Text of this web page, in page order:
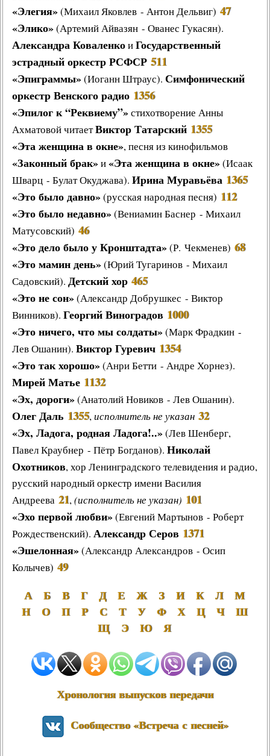
Другие работы В.В.Татарского
Из архива «Радио России»
Предтеча «Встречи с песней»
«Элегия»(Михаил Яковлев - Антон Дельвиг) 47
«Элико»(Артемий Айвазян - Ованес Гукасян).
Александра КоваленкоиГосударственный
эстрадный оркестр РСФСР 511
«Эпиграммы»(Иоганн Штраус). Симфонический
оркестр Венского радио 1356
«Эпилог к “Реквиему”»стихотворение Анны
Ахматовой читаетВиктор Татарский 1355
«Эта женщина в окне», песня из кинофильмов
«Законный брак»и«Эта женщина в окне»(Исаак
Шварц - Булат Окуджава). Ирина Муравьёва 1365
«Это было давно»(русская народная песня) 112
«Это было недавно»(Вениамин Баснер - Михаил
Матусовский) 46
«Это дело было у Кронштадта»(Р. Чекменев) 68
«Это мамин день»(Юрий Тугаринов - Михаил
Садовский). Детский хор 465
«Это не сон»(Александр Добрушкес - Виктор
Винников). Георгий Виноградов 1000
«Это ничего, что мы солдаты»(Марк Фрадкин -
Лев Ошанин). Виктор Гуревич 1354
«Это так хорошо»(Анри Бетти - Андре Хорнез).
Мирей Матье 1132
«Эх, дороги»(Анатолий Новиков - Лев Ошанин).
Олег Даль 1355,исполнитель не указан 32
«Эх, Ладога, родная Ладога!..»(Лев Шенберг,
Павел Краубнер - Пётр Богданов). Николай
Охотников, хор Ленинградского телевидения и радио,
русский народный оркестр имени Василия
Андреева 21,(исполнитель не указан) 101
«Эхо первой любви»(Евгений Мартынов - Роберт
Рождественский). Александр Серов 1371
«Эшелонная»(Александр Александров - Осип
Колычев) 49
А
Б В Г Д Е Ж З И К Л
М
Н
О П Р С Т У Ф Х Ц Ч
Ш
Щ
Э Ю Я
Хронология выпусков передачи
Сообщество «Встреча с песней»